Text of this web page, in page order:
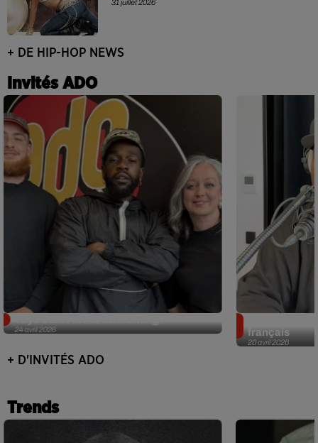
31 juillet 2026
+ DE HIP-HOP NEWS
Invités ADO
24 avril 2026
20 avril 2026
français
+ D'INVITÉS ADO
Trends